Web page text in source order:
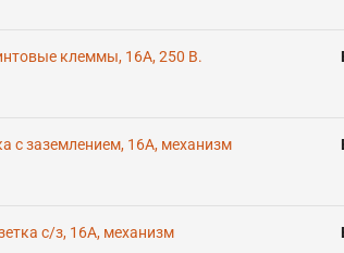
клеммы, 16А, 250 В.
с заземлением, 16А, механизм
с/з, 16А, механизм